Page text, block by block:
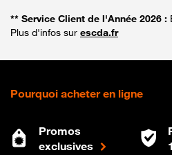
** Service Client de l'Année 2026 :
Plus d'infos sur escda.fr
Pourquoi acheter en ligne
Promos
exclusives